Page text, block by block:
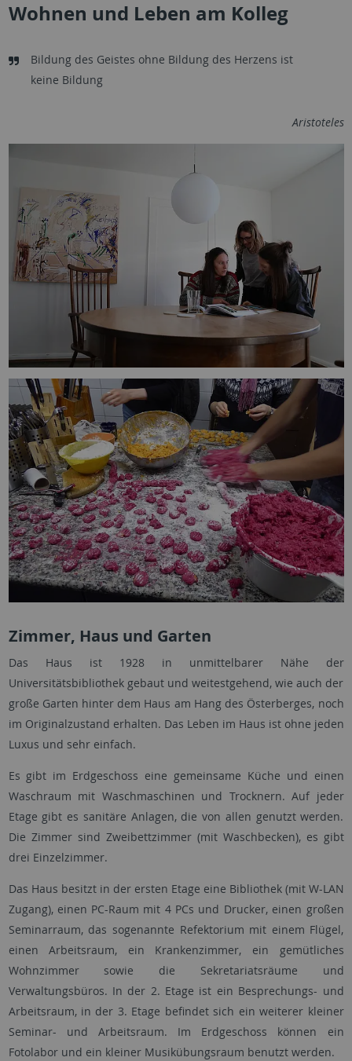
Wohnen und Leben am Kolleg
Bildung des Geistes ohne Bildung des Herzens ist
keine Bildung
Aristoteles
Zimmer, Haus und Garten
Das Haus ist 1928 in unmittelbarer Nähe der
Universitätsbibliothek gebaut und weitestgehend, wie auch der
große Garten hinter dem Haus am Hang des Österberges, noch
im Originalzustand erhalten. Das Leben im Haus ist ohne jeden
Luxus und sehr einfach.
Es gibt im Erdgeschoss eine gemeinsame Küche und einen
Waschraum mit Waschmaschinen und Trocknern. Auf jeder
Etage gibt es sanitäre Anlagen, die von allen genutzt werden.
Die Zimmer sind Zweibettzimmer (mit Waschbecken), es gibt
drei Einzelzimmer.
Das Haus besitzt in der ersten Etage eine Bibliothek (mit W-LAN
Zugang), einen PC-Raum mit 4 PCs und Drucker, einen großen
Seminarraum, das sogenannte Refektorium mit einem Flügel,
einen Arbeitsraum, ein Krankenzimmer, ein gemütliches
Wohnzimmer sowie die Sekretariatsräume und
Verwaltungsbüros. In der 2. Etage ist ein Besprechungs- und
Arbeitsraum, in der 3. Etage befindet sich ein weiterer kleiner
Seminar- und Arbeitsraum. Im Erdgeschoss können ein
Fotolabor und ein kleiner Musikübungsraum benutzt werden.